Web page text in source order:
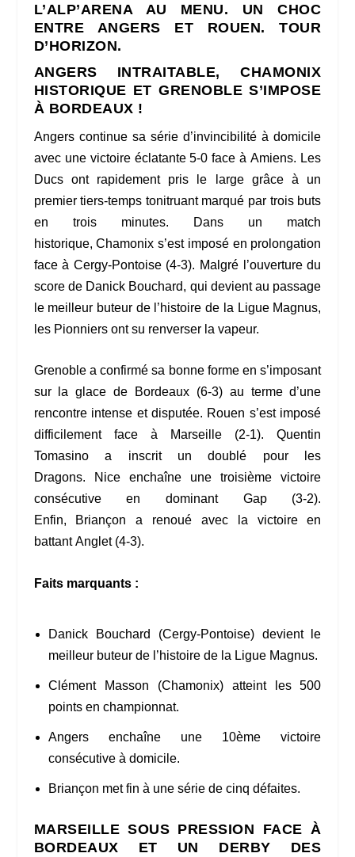
L’ALP’ARENA AU MENU. UN CHOC
ENTRE ANGERS ET ROUEN. TOUR
D’HORIZON.
ANGERS INTRAITABLE, CHAMONIX
HISTORIQUE ET GRENOBLE S’IMPOSE
À BORDEAUX !
Angers continue sa série d’invincibilité à domicile
avec une victoire éclatante 5-0 face à Amiens. Les
Ducs ont rapidement pris le large grâce à un
premier tiers-temps tonitruant marqué par trois buts
en trois minutes. Dans un match
historique, Chamonix s’est imposé en prolongation
face à Cergy-Pontoise (4-3). Malgré l’ouverture du
score de Danick Bouchard, qui devient au passage
le meilleur buteur de l’histoire de la Ligue Magnus,
les Pionniers ont su renverser la vapeur.
Grenoble a confirmé sa bonne forme en s’imposant
sur la glace de Bordeaux (6-3) au terme d’une
rencontre intense et disputée. Rouen s’est imposé
difficilement face à Marseille (2-1). Quentin
Tomasino a inscrit un doublé pour les
Dragons. Nice enchaîne une troisième victoire
consécutive en dominant Gap (3-2).
Enfin, Briançon a renoué avec la victoire en
battant Anglet (4-3).
Faits marquants :
Danick Bouchard (Cergy-Pontoise) devient le
meilleur buteur de l’histoire de la Ligue Magnus.
Clément Masson (Chamonix) atteint les 500
points en championnat.
Angers enchaîne une 10ème victoire
consécutive à domicile.
Briançon met fin à une série de cinq défaites.
MARSEILLE SOUS PRESSION FACE À
BORDEAUX ET UN DERBY DES